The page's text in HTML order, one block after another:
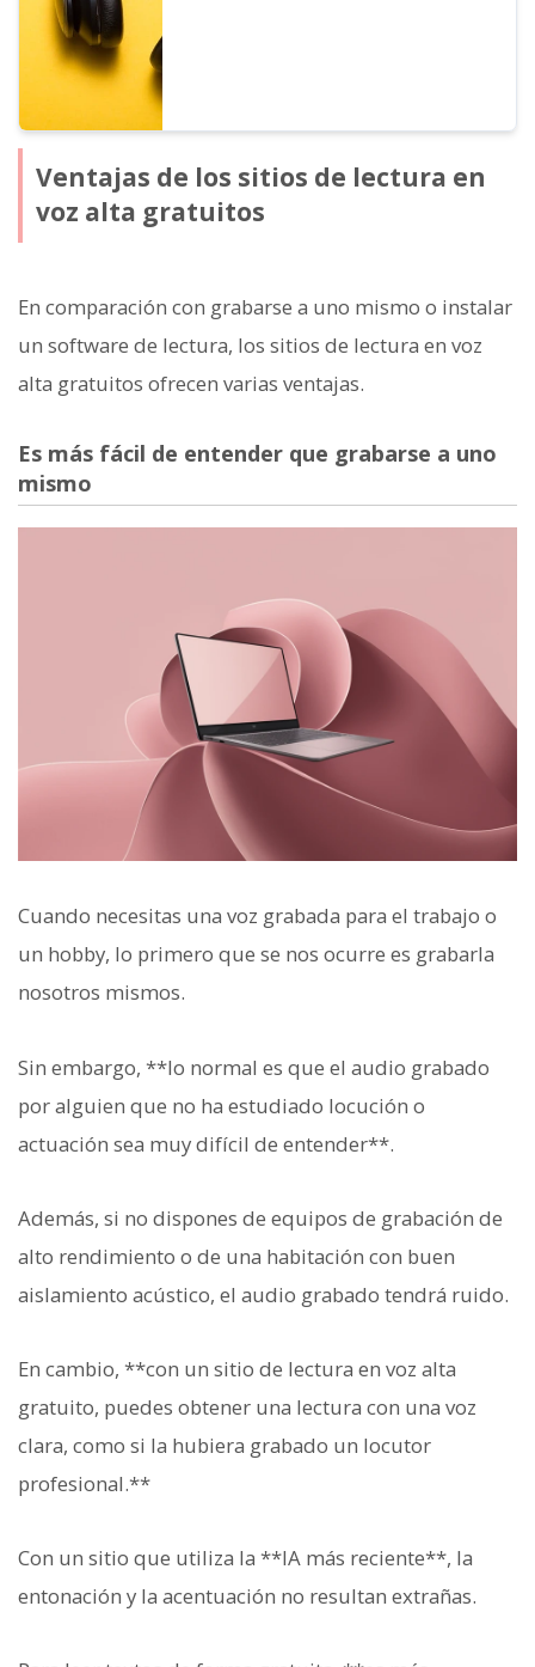
Ventajas de los sitios de lectura en
voz alta gratuitos
En comparación con grabarse a uno mismo o instalar
un software de lectura, los sitios de lectura en voz
alta gratuitos ofrecen varias ventajas.
Es más fácil de entender que grabarse a uno
mismo
Cuando necesitas una voz grabada para el trabajo o
un hobby, lo primero que se nos ocurre es grabarla
nosotros mismos.
Sin embargo, **lo normal es que el audio grabado
por alguien que no ha estudiado locución o
actuación sea muy difícil de entender**.
Además, si no dispones de equipos de grabación de
alto rendimiento o de una habitación con buen
aislamiento acústico, el audio grabado tendrá ruido.
En cambio, **con un sitio de lectura en voz alta
gratuito, puedes obtener una lectura con una voz
clara, como si la hubiera grabado un locutor
profesional.**
Con un sitio que utiliza la **IA más reciente**, la
entonación y la acentuación no resultan extrañas.